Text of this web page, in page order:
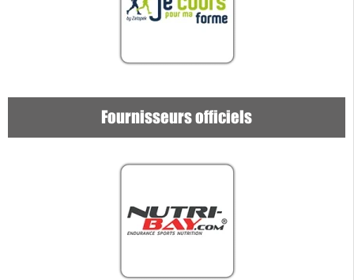
Fournisseurs officiels